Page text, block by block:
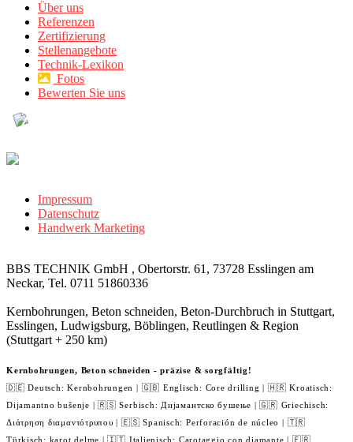
Über uns
Referenzen
Zertifizierung
Stellenangebote
Technik-Lexikon
Fotos
Bewerten Sie uns
Impressum
Datenschutz
Handwerk Marketing
BBS TECHNIK GmbH , Obertorstr. 61, 73728 Esslingen am
Neckar, Tel. 0711 51860336
Kernbohrungen, Beton schneiden, Beton-Durchbruch in Stuttgart,
Esslingen, Ludwigsburg, Böblingen, Reutlingen & Region
(Stuttgart + 250 km)
Kernbohrungen, Beton schneiden - präzise & sorgfältig!
🇩🇪 Deutsch: Kernbohrungen | 🇬🇧 Englisch: Core drilling | 🇭🇷 Kroatisch:
Dijamantno bušenje | 🇷🇸 Serbisch: Дијамантско бушење | 🇬🇷 Griechisch:
Διάτρηση διαμαντότρυπου | 🇪🇸 Spanisch: Perforación de núcleo | 🇹🇷
Türkisch: karot delme | 🇮🇹 Italienisch: Carotaggio con diamante | 🇫🇷